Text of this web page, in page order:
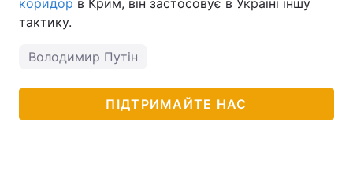
коридор в Крим, він застосовує в Україні іншу
тактику.
Володимир Путін
ПІДТРИМАЙТЕ НАС